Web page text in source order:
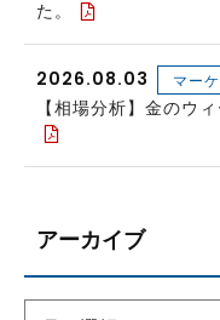
た。
2026.08.03 マー
【相場分析】金のウ
アーカイブ